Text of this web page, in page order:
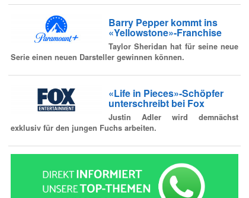
Barry Pepper kommt ins
«Yellowstone»-Franchise
Taylor Sheridan hat für seine neue
Serie einen neuen Darsteller gewinnen können.
«Life in Pieces»-Schöpfer
unterschreibt bei Fox
Justin Adler wird demnächst
exklusiv für den jungen Fuchs arbeiten.